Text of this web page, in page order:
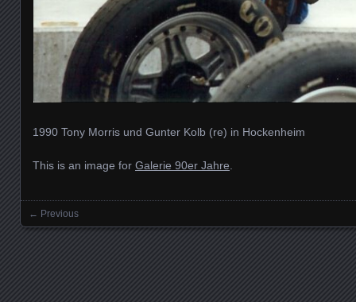
1990 Tony Morris und Gunter Kolb (re) in Hockenheim
This is an image for Galerie 90er Jahre.
Images navigation
← Previous